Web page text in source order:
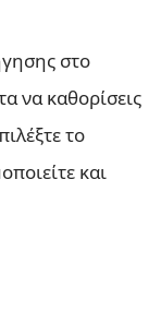
στο
να καθορίσεις
το
και